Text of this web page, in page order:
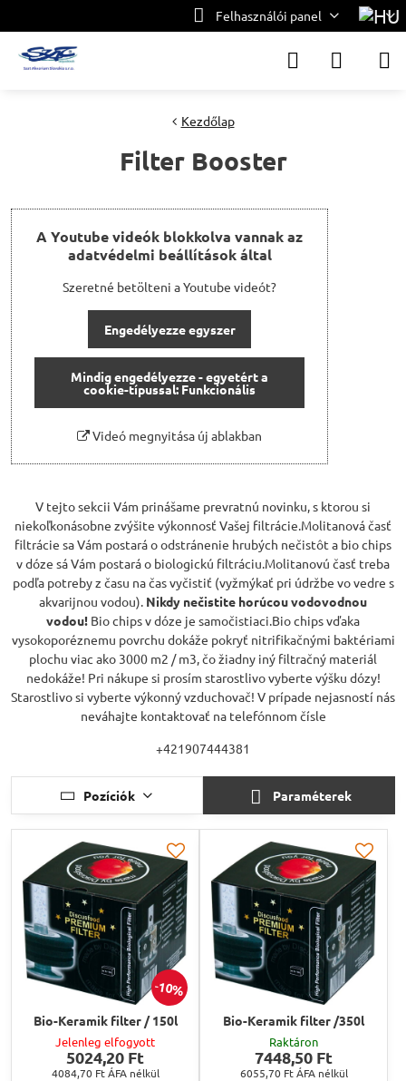
Felhasználói panel
Kezdőlap
Filter Booster
A Youtube videók blokkolva vannak az
adatvédelmi beállítások által
Szeretné betölteni a Youtube videót?
Engedélyezze egyszer
Mindig engedélyezze - egyetért a
cookie-típussal: Funkcionális
Videó megnyitása új ablakban
V tejto sekcii Vám prinášame prevratnú novinku, s ktorou si
niekoľkonásobne zvýšite výkonnosť Vašej filtrácie.Molitanová časť
filtrácie sa Vám postará o odstránenie hrubých nečistôt a bio chips
v dóze sá Vám postará o biologickú filtráciu.Molitanovú časť treba
podľa potreby z času na čas vyčistiť (vyžmýkať pri údržbe vo vedre s
akvarijnou vodou). Nikdy nečistite horúcou vodovodnou
vodou! Bio chips v dóze je samočistiaci.Bio chips vďaka
vysokoporéznemu povrchu dokáže pokryť nitrifikačnými baktériami
plochu viac ako 3000 m2 / m3, čo žiadny iný filtračný materiál
nedokáže! Pri nákupe si prosím starostlivo vyberte výšku dózy!
Starostlivo si vyberte výkonný vzduchovač! V prípade nejasností nás
neváhajte kontaktovať na telefónnom čísle
+421907444381
Pozíciók Paraméterek
10%
Bio-Keramik filter / 150l
Jelenleg elfogyott
5024,20 Ft
4084,70 FtÁFA nélkül
Bio-Keramik filter /350l
Raktáron
7448,50 Ft
6055,70 FtÁFA nélkül